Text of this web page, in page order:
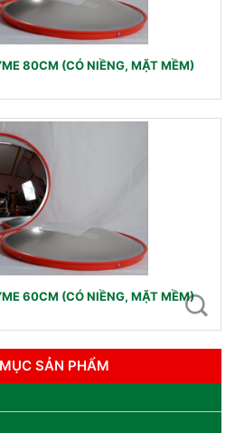
80CM (CÓ NIỀNG, MẶT MỀM)
60CM (CÓ NIỀNG, MẶT MỀM)
SẢN PHẨM